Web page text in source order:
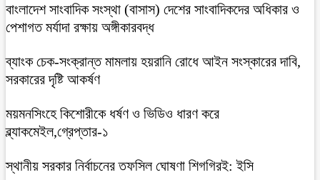
বাংলাদেশ সাংবাদিক সংস্থা (বাসাস) দেশের সাংবাদিকদের অধিকার ও
পেশাগত মর্যাদা রক্ষায় অঙ্গীকারবদ্ধ
ব্যাংক চেক-সংক্রান্ত মামলায় হয়রানি রোধে আইন সংস্কারের দাবি,
সরকারের দৃষ্টি আকর্ষণ
ময়মনসিংহে কিশোরীকে ধর্ষণ ও ভিডিও ধারণ করে
ব্ল্যাকমেইল,গ্রেপ্তার-১
স্থানীয় সরকার নির্বাচনের তফসিল ঘোষণা শিগগিরই: ইসি